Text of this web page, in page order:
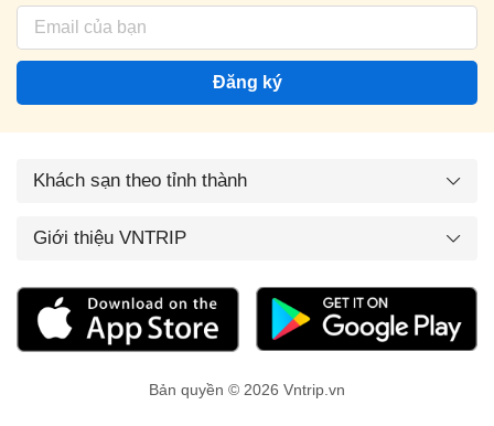
Đăng ký
Khách sạn theo tỉnh thành
Giới thiệu VNTRIP
Bản quyền © 2026 Vntrip.vn